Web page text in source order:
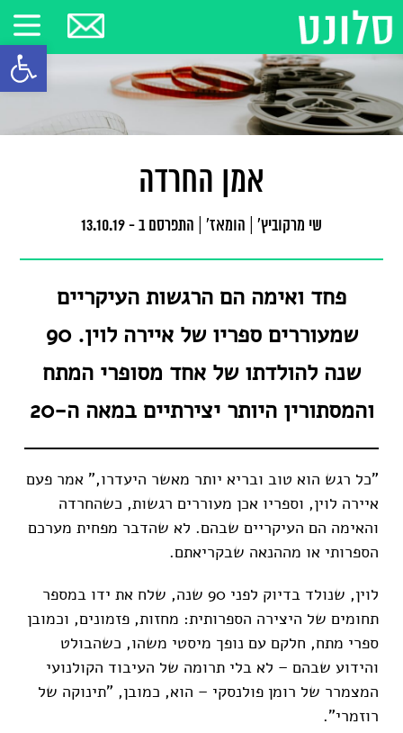
פתח
אמן החרדה
שי מרקוביץ' הומאז' התפרסם ב - 13.10.19
פחד ואימה הם הרגשות העיקריים
שמעוררים ספריו של איירה לוין. 90
שנה להולדתו של אחד מסופרי המתח
והמסתורין היותר יצירתיים במאה ה-20
"כל רגש הוא טוב ובריא יותר מאשר היעדרו," אמר פעם
איירה לוין, וספריו אכן מעוררים רגשות, כשהחרדה
והאימה הם העיקריים שבהם. לא שהדבר מפחית מערכם
הספרותי או מההנאה שבקריאתם.
לוין, שנולד בדיוק לפני 90 שנה, שלח את ידו במספר
תחומים של היצירה הספרותית: מחזות, פזמונים, וכמובן
ספרי מתח, חלקם עם נופך מיסטי משהו, כשהבולט
והידוע שבהם – לא בלי תרומה של העיבוד הקולנועי
המצמרר של רומן פולנסקי – הוא, כמובן, "תינוקה של
רוזמרי".